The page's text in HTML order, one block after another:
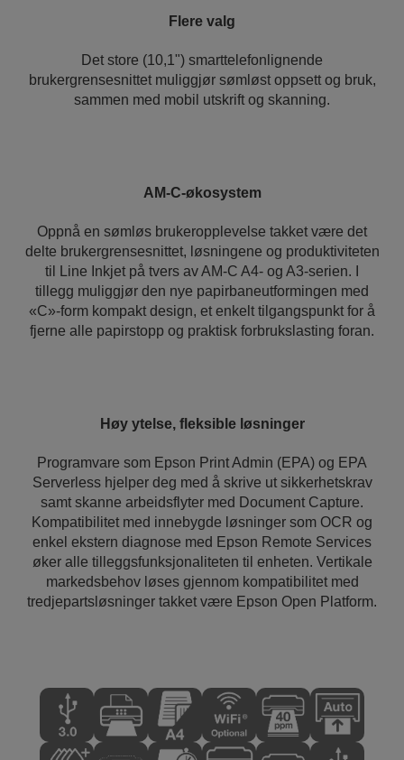
Flere valg
Det store (10,1") smarttelefonlignende
brukergrensesnittet muliggjør sømløst oppsett og bruk,
sammen med mobil utskrift og skanning.
AM-C-økosystem
Oppnå en sømløs brukeropplevelse takket være det
delte brukergrensesnittet, løsningene og produktiviteten
til Line Inkjet på tvers av AM-C A4- og A3-serien. I
tillegg muliggjør den nye papirbaneutformingen med
«C»-form kompakt design, et enkelt tilgangspunkt for å
fjerne alle papirstopp og praktisk forbrukslasting foran.
Høy ytelse, fleksible løsninger
Programvare som Epson Print Admin (EPA) og EPA
Serverless hjelper deg med å skrive ut sikkerhetskrav
samt skanne arbeidsflyter med Document Capture.
Kompatibilitet med innebygde løsninger som OCR og
enkel ekstern diagnose med Epson Remote Services
øker alle tilleggsfunksjonaliteten til enheten. Vertikale
markedsbehov løses gjennom kompatibilitet med
tredjepartsløsninger takket være Epson Open Platform.